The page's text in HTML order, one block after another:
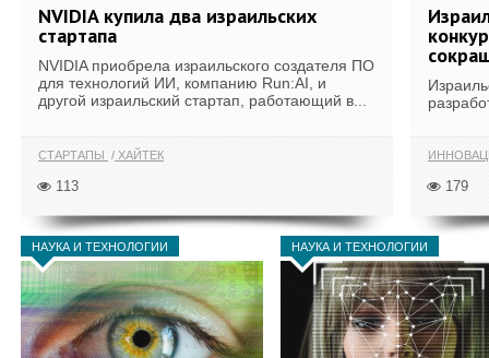
NVIDIA купила два израильских
стартапа
NVIDIA приобрела израильского создателя ПО
для технологий ИИ, компанию Run:AI, и
другой израильский стартап, работающий в...
СТАРТАПЫ ХАЙТЕК
113 179
НАУКА И ТЕХНОЛОГИИ НАУКА И ТЕХНОЛОГИИ